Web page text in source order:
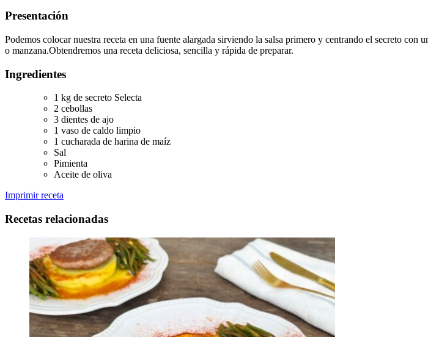
Presentación
Podemos colocar nuestra receta en una fuente alargada sirviendo la salsa primero y centrando el secreto
o manzana.Obtendremos una receta deliciosa, sencilla y rápida de preparar.
Ingredientes
1 kg de secreto Selecta
2 cebollas
3 dientes de ajo
1 vaso de caldo limpio
1 cucharada de harina de maíz
Sal
Pimienta
Aceite de oliva
Imprimir receta
Recetas relacionadas